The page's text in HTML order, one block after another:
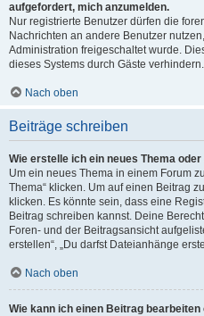
aufgefordert, mich anzumelden.
Nur registrierte Benutzer dürfen die
Nachrichten an andere Benutzer
Administration freigeschaltet wurde.
dieses Systems durch Gäste verhindern.
Nach oben
Beiträge schreiben
Wie erstelle ich ein neues Thema
Um ein neues Thema in einem Forum
Thema“ klicken. Um auf einen Beitrag
klicken. Es könnte sein, dass eine
Beitrag schreiben kannst. Deine
Foren- und der Beitragsansicht
erstellen“, „Du darfst Dateianhänge
Nach oben
Wie kann ich einen Beitrag